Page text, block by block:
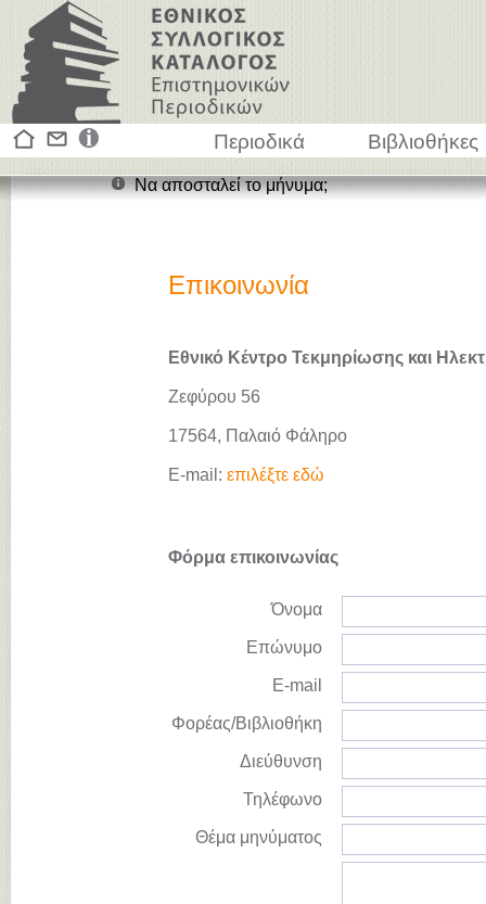
Περιοδικά Βιβλιοθήκες
Να αποσταλεί το μήνυμα;
Επικοινωνία
Εθνικό Κέντρο Τεκμηρίωσης και
Ζεφύρου 56
17564, Παλαιό Φάληρο
E-mail: επιλέξτε εδώ
Φόρμα επικοινωνίας
Όνομα
Επώνυμο
E-mail
Φορέας/Βιβλιοθήκη
Διεύθυνση
Τηλέφωνο
Θέμα μηνύματος